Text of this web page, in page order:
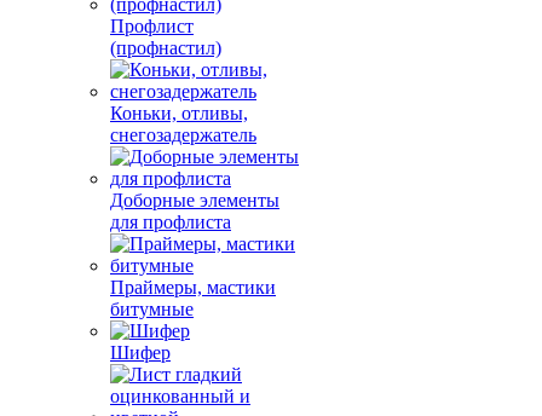
Профлист
(профнастил)
Коньки, отливы,
снегозадержатель
Доборные элементы
для профлиста
Праймеры, мастики
битумные
Шифер